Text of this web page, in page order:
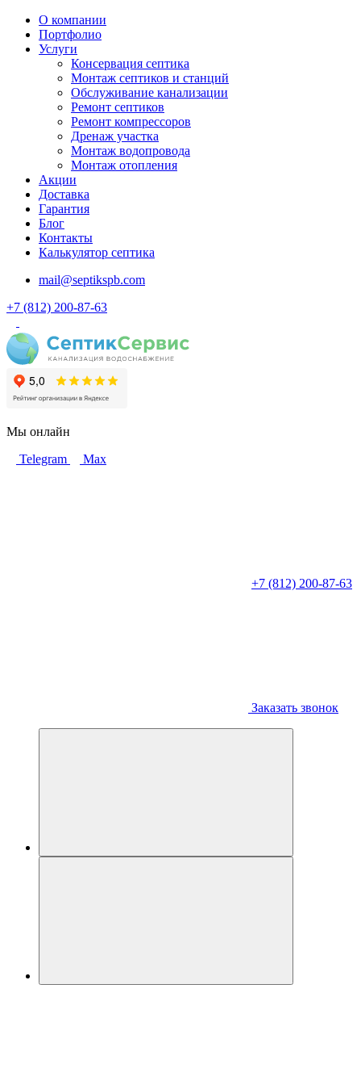
О компании
Портфолио
Услуги
Консервация септика
Монтаж септиков и станций
Обслуживание канализации
Ремонт септиков
Ремонт компрессоров
Дренаж участка
Монтаж водопровода
Монтаж отопления
Акции
Доставка
Гарантия
Блог
Контакты
Калькулятор септика
mail@septikspb.com
+7 (812) 200-87-63
Мы онлайн
Telegram
Max
+7 (812) 200-87-63
Заказать звонок